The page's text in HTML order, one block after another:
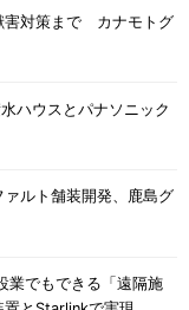
害対策まで カナモトグ
ハウスとパナソニック
ルト舗装開発、鹿島グ
業でもできる「遠隔施